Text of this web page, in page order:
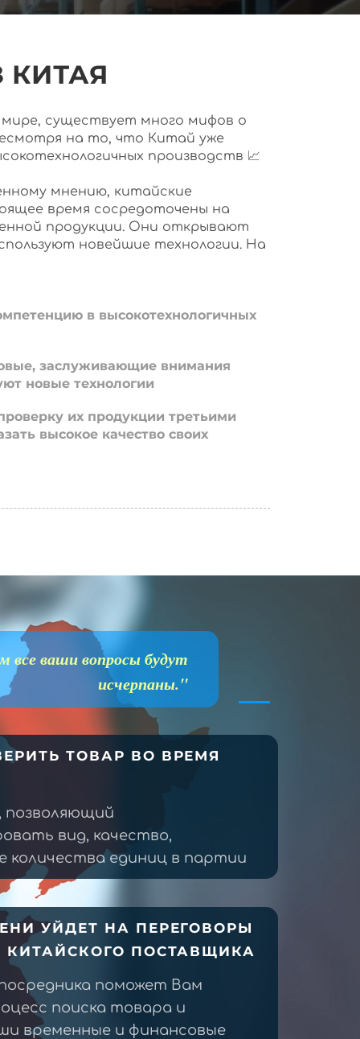
КИТАЯ
мире, существует много мифов о
на то, что Китай уже
производств 📈
мнению, китайские
время сосредоточены на
продукции. Они открывают
новейшие технологии. На
в высокотехнологичных
заслуживающие внимания
новые технологии
их продукции третьими
высокое качество своих
все ваши вопросы будут
исчерпаны."
ТОВАР ВО ВРЕМЯ
позволяющий
вид, качество,
количества единиц в партии
УЙДЕТ НА ПЕРЕГОВОРЫ
КИТАЙСКОГО ПОСТАВЩИКА
поможет Вам
поиска товара и
временные и финансовые